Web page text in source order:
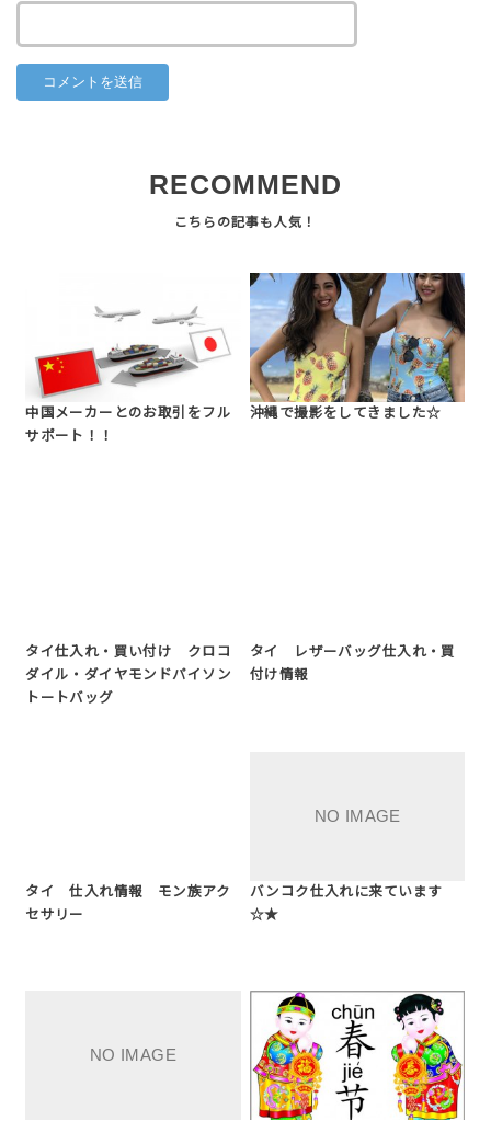
RECOMMEND
中国メーカーとのお取引をフル
サポート！！
沖縄で撮影をしてきました☆
タイ仕入れ・買い付け クロコ
ダイル・ダイヤモンドパイソン
トートバッグ
タイ レザーバッグ仕入れ・買
付け情報
タイ 仕入れ情報 モン族アク
セサリー
バンコク仕入れに来ています
☆★